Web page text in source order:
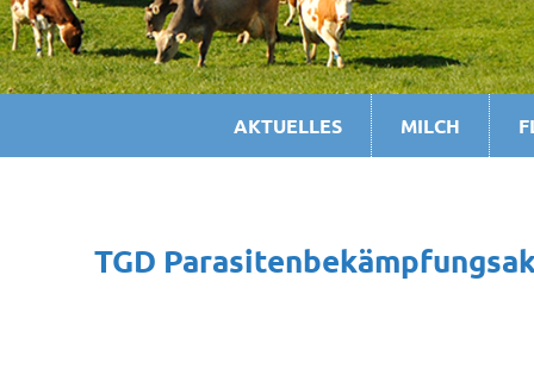
AKTUELLES MILCH
TGD